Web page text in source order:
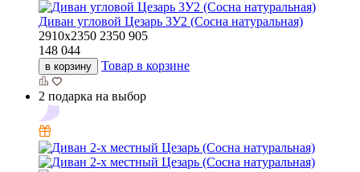
Диван угловой Цезарь 3У2 (Сосна натуральная)
2910х2350 2350 905
148 044
в корзину Товар в корзине
2 подарка на выбор